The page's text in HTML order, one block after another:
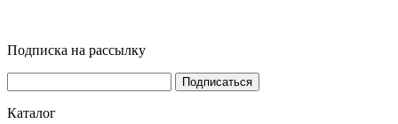
Подписка на рассылку
Каталог